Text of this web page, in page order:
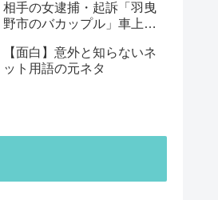
相手の女逮捕・起訴「羽曳
野市のバカップル」車上荒
【面白】意外と知らないネ
ット用語の元ネタ